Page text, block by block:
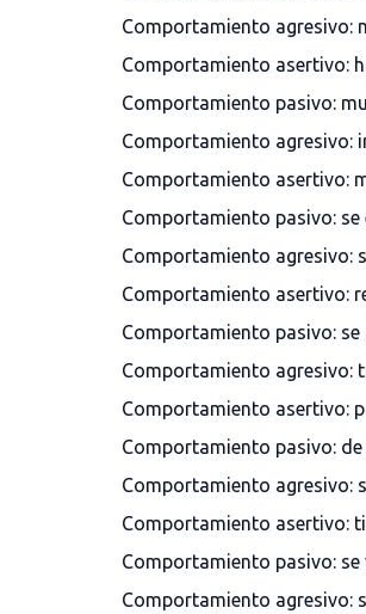
Comportamiento agresivo:
Comportamiento asertivo:
Comportamiento pasivo:
Comportamiento agresivo:
Comportamiento asertivo:
Comportamiento pasivo: se
Comportamiento agresivo:
Comportamiento asertivo:
Comportamiento pasivo:
Comportamiento agresivo:
Comportamiento asertivo:
Comportamiento pasivo:
Comportamiento agresivo:
Comportamiento asertivo:
Comportamiento pasivo:
Comportamiento agresivo: